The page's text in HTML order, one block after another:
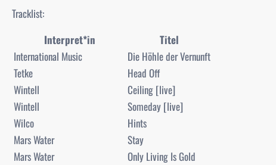
Tracklist:
Interpret*in
Titel
International Music
Die Höhle der Vernunft
Tetke
Head Off
Wintell
Ceiling [live]
Wintell
Someday [live]
Wilco
Hints
Mars Water
Stay
Mars Water
Only Living Is Gold